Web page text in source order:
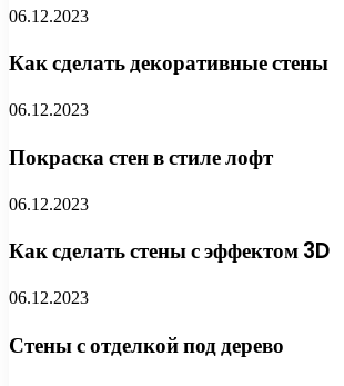
06.12.2023
Как сделать декоративные стены
06.12.2023
Покраска стен в стиле лофт
06.12.2023
Как сделать стены с эффектом 3D
06.12.2023
Стены с отделкой под дерево